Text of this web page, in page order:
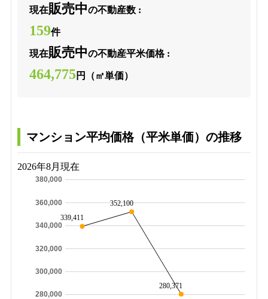
現在販売中の不動産数 :
159件
現在販売中の不動産平米価格 :
464,775 円（㎡単価）
マンション平均価格（平米単価）の推移
2026年8月現在
280,000
300,000
320,000
340,000
360,000
380,000
339,411
352,100
280,371